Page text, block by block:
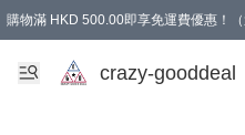
購物滿 HKD 500.00即享免運費優惠！
成為會員可享免費禮品
crazy-gooddeal